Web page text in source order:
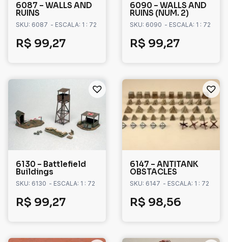
6087 – WALLS AND
RUINS
SKU: 6087 - ESCALA: 1 : 72
R$ 99,27
6090 – WALLS AND
RUINS (NUM. 2)
SKU: 6090 - ESCALA: 1 : 72
R$ 99,27
6130 – Battlefield
Buildings
SKU: 6130 - ESCALA: 1 : 72
R$ 99,27
6147 – ANTITANK
OBSTACLES
SKU: 6147 - ESCALA: 1 : 72
R$ 98,56